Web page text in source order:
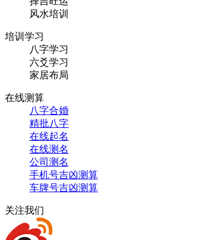
风水培训
培训学习
八字学习
六爻学习
家居布局
在线测算
八字合婚
精批八字
在线起名
在线测名
公司测名
手机号吉凶测算
车牌号吉凶测算
关注我们